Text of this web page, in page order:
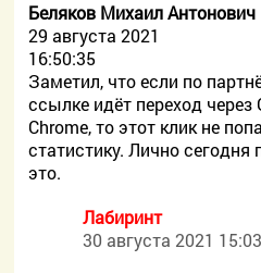
Беляков Михаил Антонович
29 августа 2021
16:50:35
Заметил, что если по
ссылке идёт переход через
Chrome, то этот клик не
статистику. Лично сегодня
это.
Лабиринт
30 августа 2021